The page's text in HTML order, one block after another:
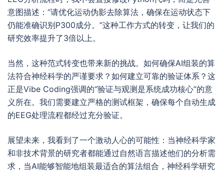
意图描述：“请优化运动伪影去除算法，确保在运动状态下
仍能准确识别P300成分。”这种工作方式的转变，让我们的
研究效率提升了3倍以上。
当然，这种范式转变也带来新的挑战。如何确保AI组装的算
法符合神经科学的严谨要求？如何建立可靠的验证体系？这
正是Vibe Coding强调的“验证与观测是系统成功核心”的意
义所在。我们需要建立严格的测试框架，确保每个自动生成
的EEG处理流程都经过充分验证。
展望未来，我看到了一个激动人心的可能性：当神经科学家
和非技术背景的研究者都能通过自然语言描述他们的分析需
求，当AI能够智能地组装最适合的算法组合，神经科学研究